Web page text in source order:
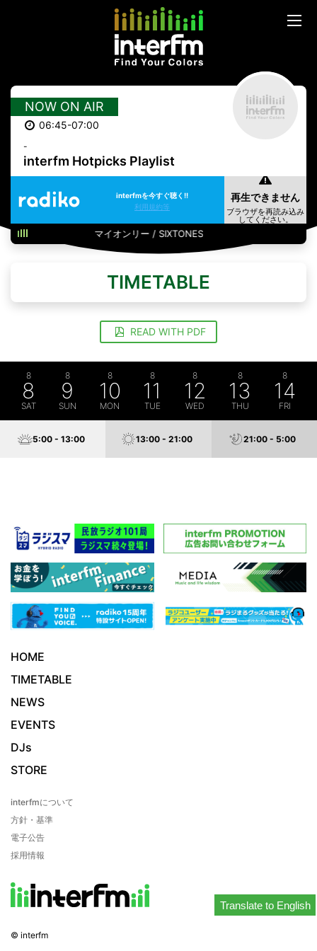
NOW ON AIR
06:45-07:00
-
interfm Hotpicks Playlist
interfmを今すぐ聴く!!
利用規約等
マイオンリー / SIXTONES
TIMETABLE
READ WITH PDF
8
8
SAT
8
9
SUN
8
10
MON
8
11
TUE
8
12
WED
8
13
THU
8
14
FRI
5:00 - 13:00 13:00 - 21:00 21:00 - 5:00
Translate to English
HOME
TIMETABLE
NEWS
EVENTS
DJs
STORE
interfmについて
方針・基準
電子公告
採用情報
© interfm